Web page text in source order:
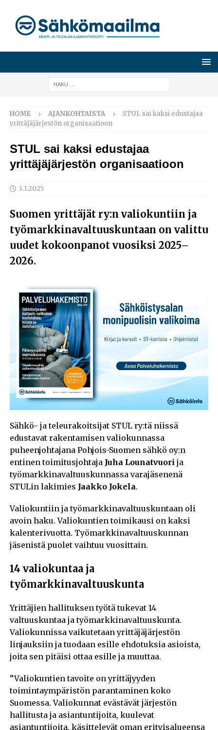
HOME AJANKOHTAISTA
STUL sai kaksi edustajaa
yrittäjäjärjestön organisaatioon
STUL sai kaksi edustajaa
yrittäjäjärjestön organisaatioon
3.1.2025
Suomen yrittäjät ry:n valiokuntiin ja
työmarkkinavaltuuskuntaan on valittu
uudet kokoonpanot vuosiksi 2025–
2026.
Sähkö- ja teleurakoitsijat STUL ry:tä niissä
edustavat rakentamisen valiokunnassa
puheenjohtajana Pohjois-Suomen sähkö oy:n
entinen toimitusjohtaja Juha Lounatvuori ja
työmarkkinavaltuuskunnassa varajäsenenä
STULin lakimies Jaakko Jokela.
Valiokuntiin ja työmarkkinavaltuuskuntaan oli
avoin haku. Valiokuntien toimikausi on kaksi
kalenterivuotta. Työmarkkinavaltuuskunnan
jäsenistä puolet vaihtuu vuosittain.
14 valiokuntaa ja
työmarkkinavaltuuskunta
Yrittäjien hallituksen työtä tukevat 14
valtuuskuntaa ja työmarkkinavaltuuskunta.
Valiokunnissa vaikutetaan yrittäjäjärjestön
linjauksiin ja tuodaan esille ehdotuksia asioista,
joita sen pitäisi ottaa esille ja muuttaa.
”Valiokuntien tavoite on yrittäjyyden
toimintaympäristön parantaminen koko
Suomessa. Valiokunnat evästävät järjestön
hallitusta ja asiantuntijoita, kuulevat
asiantuntijoita, käsittelevät oman erityisalueensa